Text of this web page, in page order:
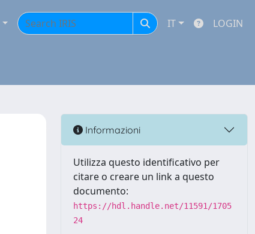
IT LOGIN
Informazioni
Utilizza questo identificativo per
citare o creare un link a questo
documento:
https://hdl.handle.net/11591/1705
24